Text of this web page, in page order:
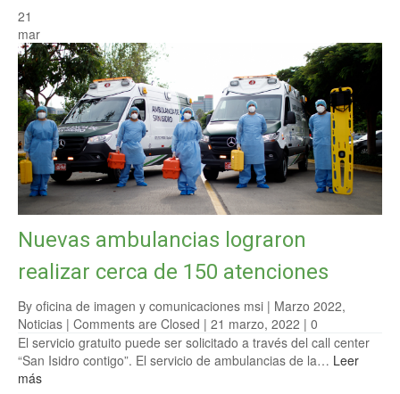
21
mar
Nuevas ambulancias lograron
realizar cerca de 150 atenciones
By oficina de imagen y comunicaciones msi | Marzo 2022,
Noticias | Comments are Closed | 21 marzo, 2022 | 0
El servicio gratuito puede ser solicitado a través del call center
“San Isidro contigo”. El servicio de ambulancias de la… Leer
más